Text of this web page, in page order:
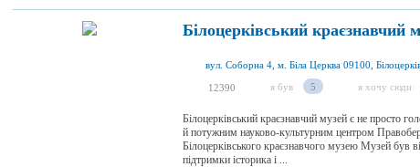
Білоцерківський краєзнавчий
12390 я був 5 я хочу сюди
Білоцерківський краєзнавчий музей є не просто
й потужним науково-культурним центром
Білоцерківського краєзнавчого музею Музей був
підтримки історика і ...